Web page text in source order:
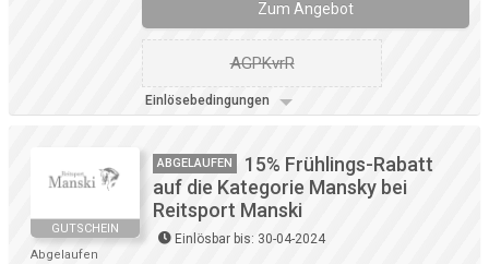
Zum Angebot
AGPKvrR
Einlösebedingungen
GUTSCHEIN
Abgelaufen
ABGELAUFEN
15% Frühlings-Rabatt
auf die Kategorie Mansky bei
Reitsport Manski
Einlösbar bis: 30-04-2024